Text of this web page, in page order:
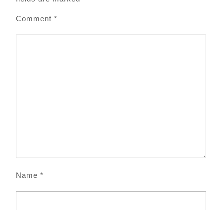
Comment *
Name *